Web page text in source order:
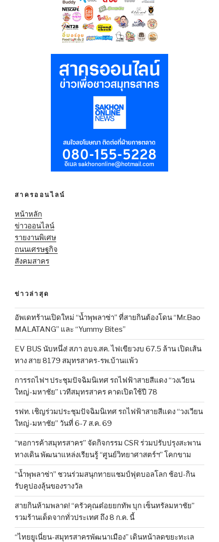
สาครออนไลน์
หน้าหลัก
ข่าวออนไลน์
รายงานพิเศษ
ถนนเศรษฐกิจ
สังคมสาคร
ข่าวล่าสุด
อัพเดทร้านเปิดใหม่ “น้ำพุพลาซ่า” ที่สายกินต้องโดน “Mr.Bao
MALATANG” และ “Yummy Bites”
EV BUS นับหนึ่ง! สภา อบจ.สค. ไฟเขียวงบ 67.5 ล้าน เปิดเส้น
ทาง สาย 8179 สมุทรสาคร-รพ.บ้านแพ้ว
การรถไฟฯ ประชุมปัจฉิมนิเทศ รถไฟฟ้าสายสีแดง “วงเวียน
ใหญ่-มหาชัย” เวทีสมุทรสาคร คาดเปิดใช้ปี 78
รฟท. เชิญร่วมประชุมปัจฉิมนิเทศ รถไฟฟ้าสายสีแดง “วงเวียน
ใหญ่-มหาชัย” วันที่ 6-7 ส.ค. 69
“หอการค้าสมุทรสาคร” จัดกิจกรรม CSR ร่วมปรับปรุงสะพาน
ทางเดิน พัฒนาแหล่งเรียนรู้ “ศูนย์วิทยาศาสตร์ฯ” โคกขาม
“น้ำพุพลาซ่า” ชวนร่วมสนุกทายแชมป์ฟุตบอลโลก ช้อป-กิน
รับคูปองลุ้นของรางวัล
สายกินห้ามพลาด! “ครัวคุณต๋อยยกทัพ บุก เซ็นทรัลมหาชัย”
รวมร้านเด็ดจากทั่วประเทศ ถึง 8 ก.ค. นี้
“ไทยยูเนี่ยน-สมุทรสาครพัฒนาเมือง” เดินหน้าลดขยะทะเล